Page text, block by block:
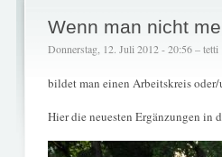
Wenn man nicht
Donnerstag, 12. Juli 2012 - 20:56 – tetti
bildet man einen Arbeitskreis
Hier die neuesten Ergänzungen in